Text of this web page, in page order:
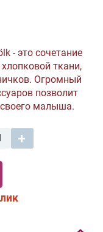
- это сочетание
ткани,
Огромный
позволит
малыша.
+